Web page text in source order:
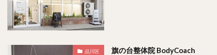
品川区 旗の台整体院 BodyCoach